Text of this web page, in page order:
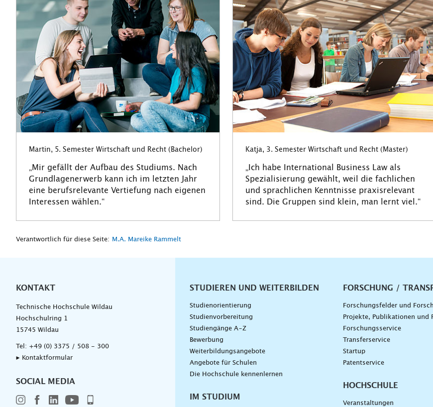
Martin, 5. Semester Wirtschaft und Recht (Bachelor)
„Mir gefällt der Aufbau des Studiums. Nach
Grundlagenerwerb kann ich im letzten Jahr
eine berufsrelevante Vertiefung nach eigenen
Interessen wählen.“
Katja, 3. Semester Wirtschaft und Recht (Master)
„Ich habe International Business Law als
Spezialisierung gewählt, weil die fachlichen
und sprachlichen Kenntnisse praxisrelevant
sind. Die Gruppen sind klein, man lernt viel.“
Verantwortlich für diese Seite: M.A. Mareike Rammelt
KONTAKT
Technische Hochschule Wildau
Hochschulring 1
15745 Wildau
Tel: +49 (0) 3375 / 508 - 300
▸ Kontaktformular
SOCIAL MEDIA
Unternavigation
STUDIEREN UND WEITERBILDEN
Studienorientierung
Studienvorbereitung
Studiengänge A–Z
Bewerbung
Weiterbildungsangebote
Angebote für Schulen
Die Hochschule kennenlernen
IM STUDIUM
FORSCHUNG /
Forschungsfelder und
Projekte, Publikationen und
Forschungsservice
Transferservice
Startup
Patentservice
HOCHSCHULE
Veranstaltungen